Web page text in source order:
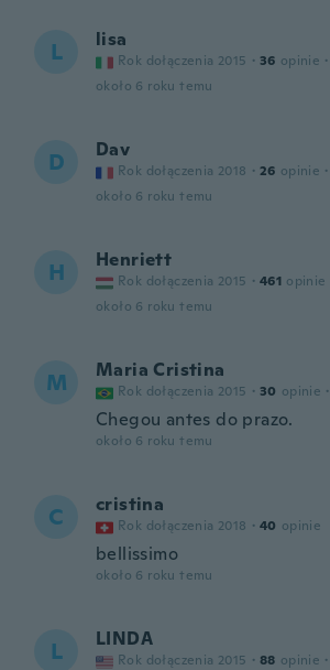
L lisa
Rok dołączenia 2015 · 36 opinie ·
około 6 roku temu
D Dav
Rok dołączenia 2018 · 26 opinie ·
około 6 roku temu
H Henriett
Rok dołączenia 2015 · 461 opinie
około 6 roku temu
M Maria Cristina
Rok dołączenia 2015 · 30 opinie ·
Chegou antes do prazo.
około 6 roku temu
C cristina
Rok dołączenia 2018 · 40 opinie
bellissimo
około 6 roku temu
L LINDA
Rok dołączenia 2015 · 88 opinie ·